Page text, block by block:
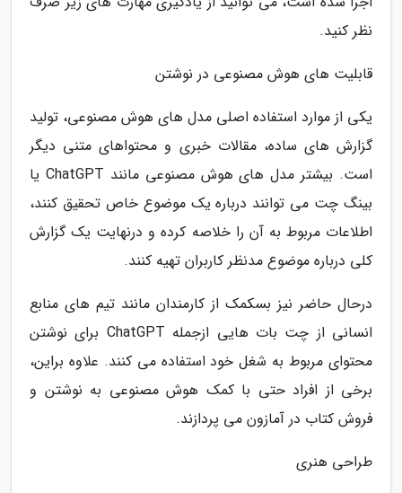
نظر کنید.
قابلیت های هوش مصنوعی در نوشتن
یکی از موارد استفاده اصلی مدل های هوش مصنوعی، تولید
گزارش های ساده، مقالات خبری و محتواهای متنی دیگر
است. بیشتر مدل های هوش مصنوعی مانند ChatGPT یا
بینگ چت می توانند درباره یک موضوع خاص تحقیق کنند،
اطلاعات مربوط به آن را خلاصه کرده و درنهایت یک گزارش
کلی درباره موضوع مدنظر کاربران تهیه کنند.
درحال حاضر نیز بسکمک از کارمندان مانند تیم های منابع
انسانی از چت بات هایی ازجمله ChatGPT برای نوشتن
محتوای مربوط به شغل خود استفاده می کنند. علاوه براین،
برخی از افراد حتی با کمک هوش مصنوعی به نوشتن و
فروش کتاب در آمازون می پردازند.
طراحی هنری